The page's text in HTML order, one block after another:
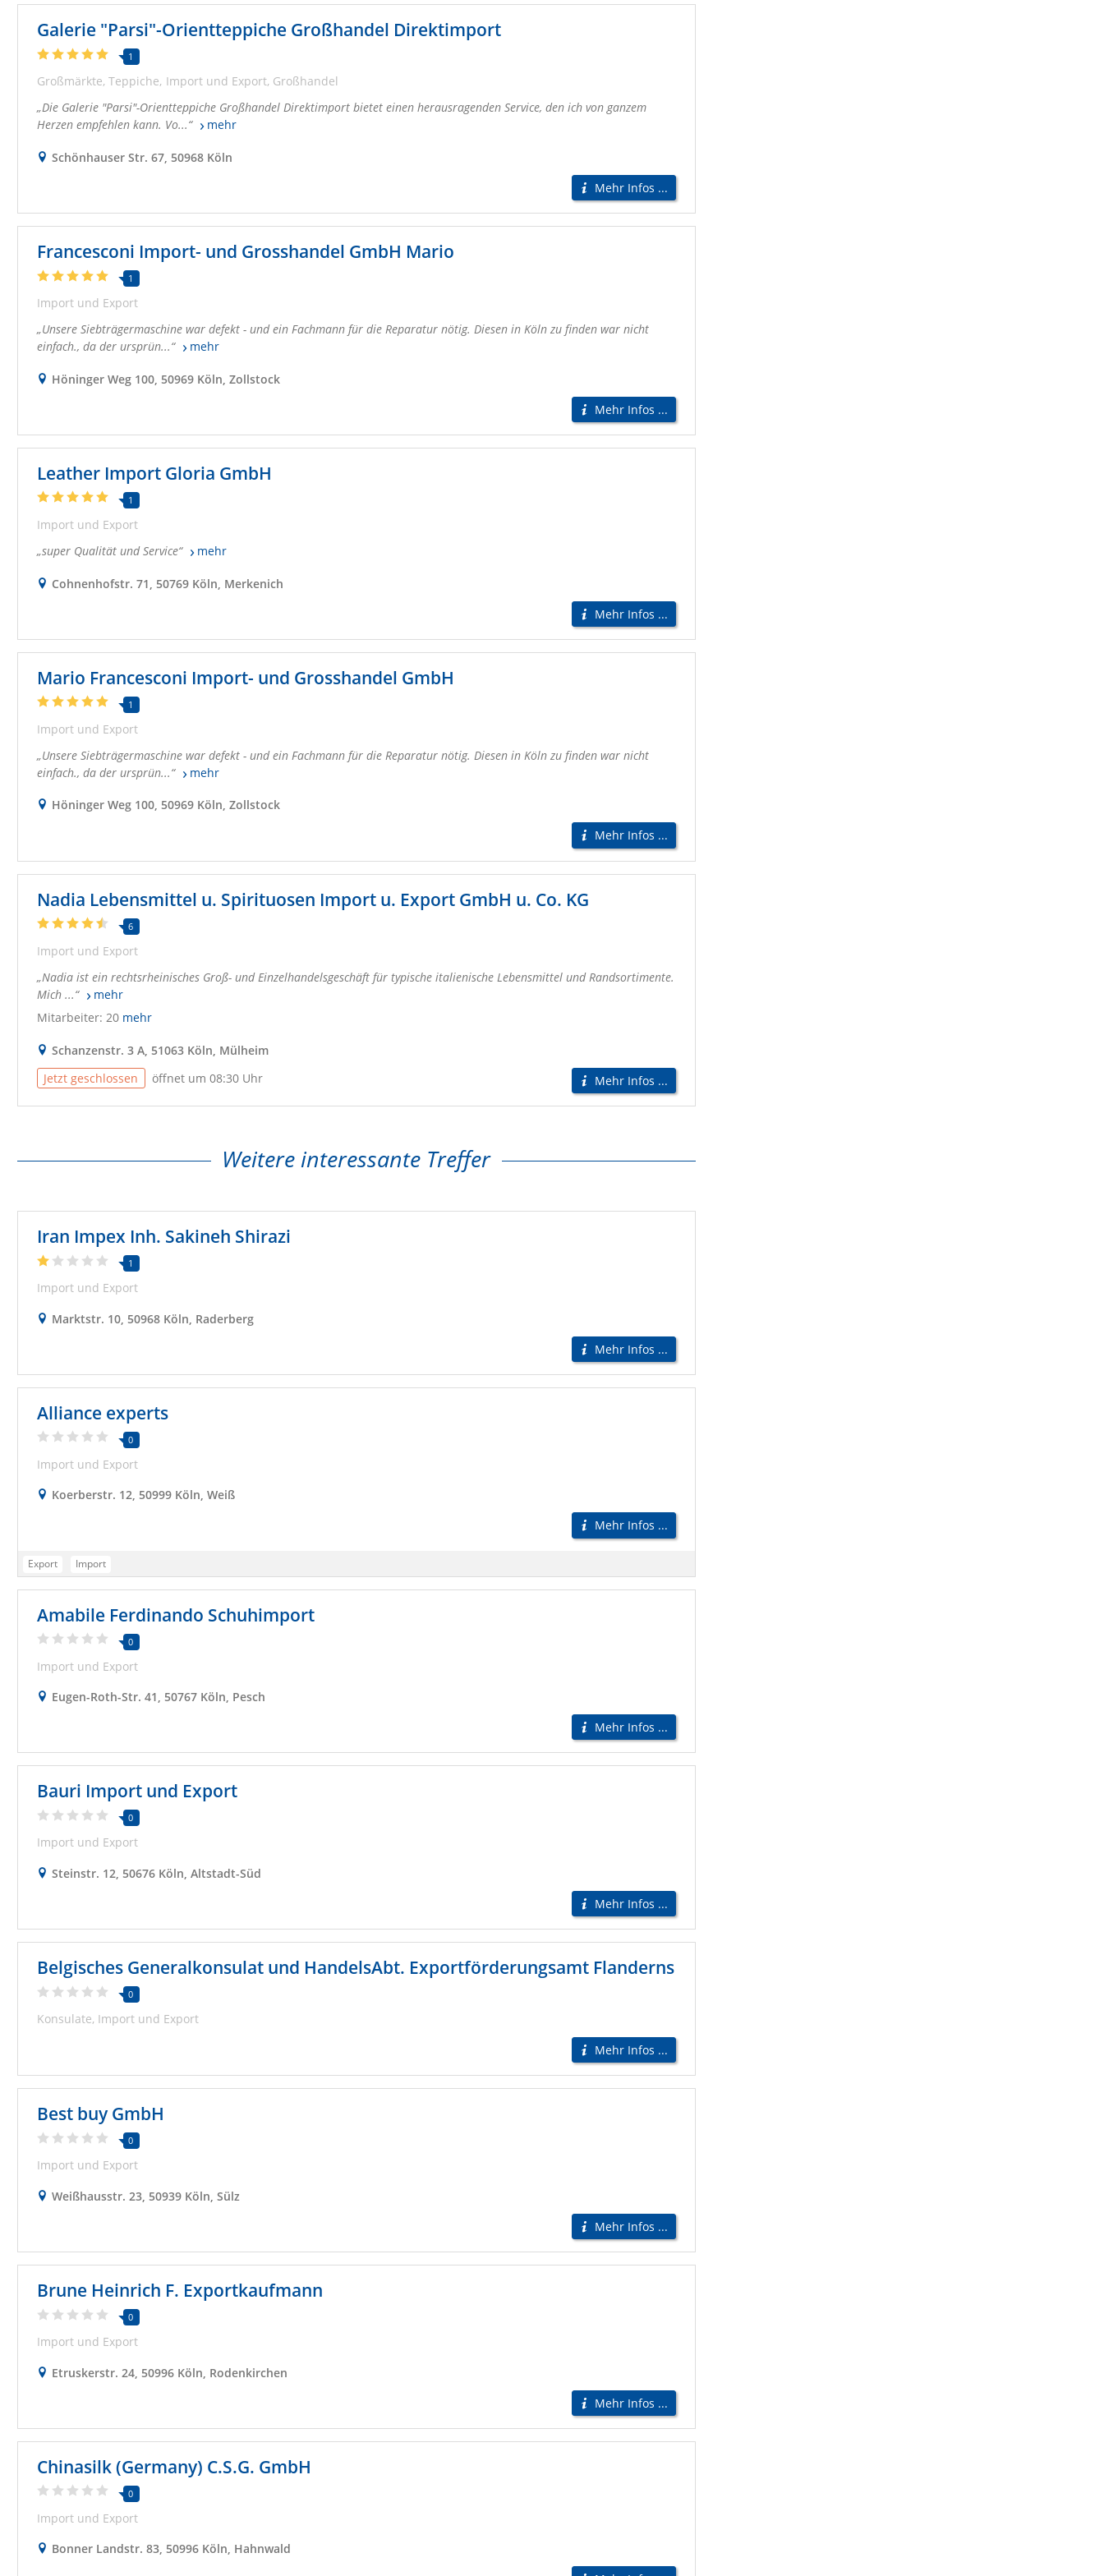
Galerie "Parsi"-Orientteppiche Großhandel Direktimport
1
Großmärkte Teppiche Import und Export Großhandel
Die Galerie "Parsi"-Orientteppiche Großhandel Direktimport bietet einen herausragenden Service, den ich von ganzem
Herzen empfehlen kann. Vo...
mehr
Schönhauser Str. 67, 50968 Köln
Mehr Infos ...
Francesconi Import- und Grosshandel GmbH Mario
1
Import und Export
Unsere Siebträgermaschine war defekt - und ein Fachmann für die Reparatur nötig. Diesen in Köln zu finden war nicht
einfach., da der ursprün...
mehr
Höninger Weg 100, 50969 Köln, Zollstock
Mehr Infos ...
Leather Import Gloria GmbH
1
Import und Export
super Qualität und Service
mehr
Cohnenhofstr. 71, 50769 Köln, Merkenich
Mehr Infos ...
Mario Francesconi Import- und Grosshandel GmbH
1
Import und Export
Unsere Siebträgermaschine war defekt - und ein Fachmann für die Reparatur nötig. Diesen in Köln zu finden war nicht
einfach., da der ursprün...
mehr
Höninger Weg 100, 50969 Köln, Zollstock
Mehr Infos ...
Nadia Lebensmittel u. Spirituosen Import u. Export GmbH u. Co. KG
6
Import und Export
Nadia ist ein rechtsrheinisches Groß- und Einzelhandelsgeschäft für typische italienische Lebensmittel und Randsortimente.
Mich ...
mehr
Mitarbeiter: 20 mehr
Schanzenstr. 3 A, 51063 Köln, Mülheim
Jetzt geschlossen
öffnet um 08:30 Uhr Mehr Infos ...
Weitere interessante Treffer
Iran Impex Inh. Sakineh Shirazi
1
Import und Export
Marktstr. 10, 50968 Köln, Raderberg
Mehr Infos ...
Alliance experts
0
Import und Export
Koerberstr. 12, 50999 Köln, Weiß
Mehr Infos ...
Export Import
Amabile Ferdinando Schuhimport
0
Import und Export
Eugen-Roth-Str. 41, 50767 Köln, Pesch
Mehr Infos ...
Bauri Import und Export
0
Import und Export
Steinstr. 12, 50676 Köln, Altstadt-Süd
Mehr Infos ...
Belgisches Generalkonsulat und HandelsAbt. Exportförderungsamt Flanderns
0
Konsulate Import und Export
Mehr Infos ...
Best buy GmbH
0
Import und Export
Weißhausstr. 23, 50939 Köln, Sülz
Mehr Infos ...
Brune Heinrich F. Exportkaufmann
0
Import und Export
Etruskerstr. 24, 50996 Köln, Rodenkirchen
Mehr Infos ...
Chinasilk (Germany) C.S.G. GmbH
0
Import und Export
Bonner Landstr. 83, 50996 Köln, Hahnwald